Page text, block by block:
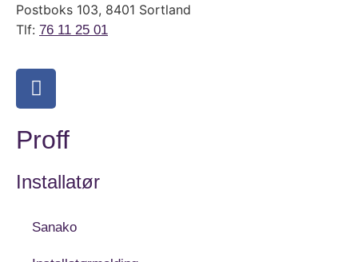
Postboks 103, 8401 Sortland
Tlf: 76 11 25 01
Proff
Installatør
Sanako